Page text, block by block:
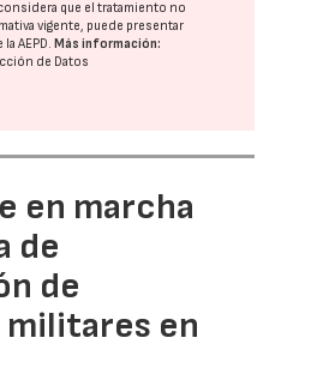
que el tratamiento no
vigente, puede presentar
laAEPD.Más información:
de Datos
en marcha
de
de
en